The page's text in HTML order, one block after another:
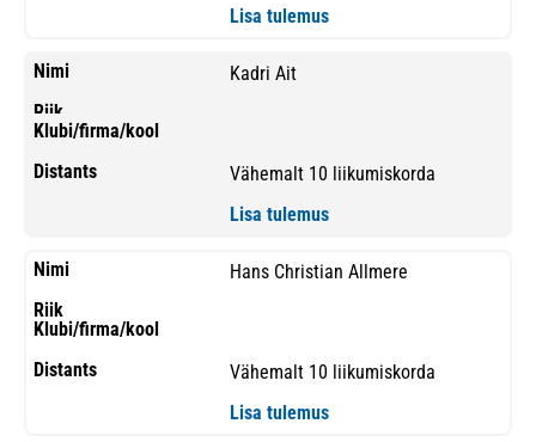
Lisa tulemus
Kadri Ait
Vähemalt 10 liikumiskorda
Lisa tulemus
Hans Christian Allmere
Vähemalt 10 liikumiskorda
Lisa tulemus